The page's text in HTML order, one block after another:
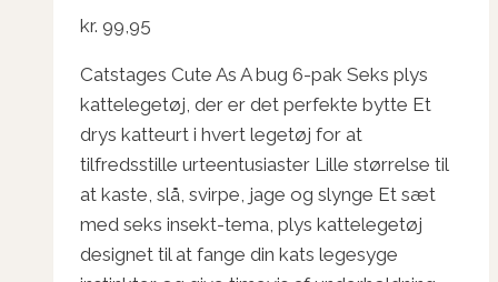
kr. 99,95
Catstages Cute As A bug 6-pak Seks plys
kattelegetøj, der er det perfekte bytte Et
drys katteurt i hvert legetøj for at
tilfredsstille urteentusiaster Lille størrelse til
at kaste, slå, svirpe, jage og slynge Et sæt
med seks insekt-tema, plys kattelegetøj
designet til at fange din kats legesyge